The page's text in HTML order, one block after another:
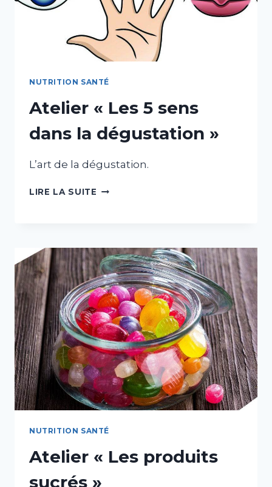
NUTRITION SANTÉ
Atelier « Les 5 sens
dans la dégustation »
L’art de la dégustation.
LIRE LA SUITE ATELIER
DANS
LA
DÉGUSTATION
»
NUTRITION SANTÉ
Atelier « Les produits
sucrés »